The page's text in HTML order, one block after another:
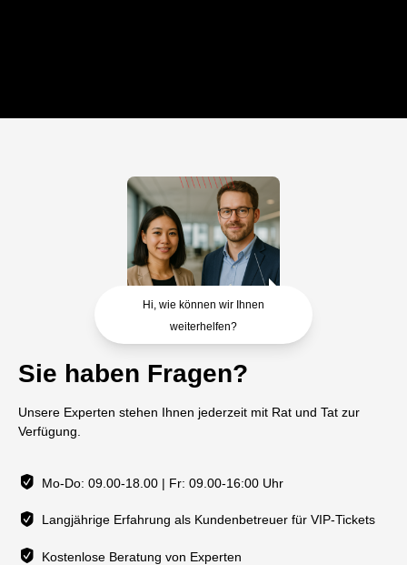
Hi, wie können wir Ihnen
weiterhelfen?
Sie haben Fragen?
Unsere Experten stehen Ihnen jederzeit mit Rat und Tat zur
Verfügung.
Mo-Do: 09.00-18.00 | Fr: 09.00-16:00 Uhr
Langjährige Erfahrung als Kundenbetreuer für VIP-Tickets
Kostenlose Beratung von Experten